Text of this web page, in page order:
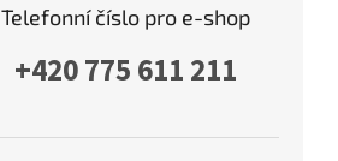
Telefonní číslo pro e-shop
+420 775 611 211